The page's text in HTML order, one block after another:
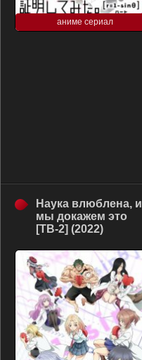
аниме сериал
Наука влюблена, и
мы докажем это
[ТВ-2] (2022)